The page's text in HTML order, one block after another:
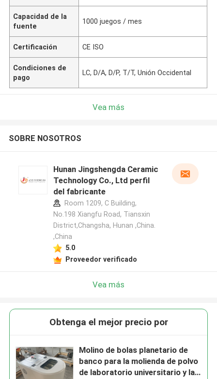
Capacidad de la
fuente
1000 juegos / mes
Certificación CE ISO
Condiciones de
pago
LC, D/A, D/P, T/T, Unión Occidental
Vea más
SOBRE NOSOTROS
Hunan Jingshengda Ceramic
Technology Co., Ltd perfil
del fabricante
Room 1209, C Building,
No.198 Xiangfu Road, Tiansxin
District,Changsha, Hunan ,China.
,China
5.0
Proveedor verificado
Vea más
Obtenga el mejor precio por
Molino de bolas planetario de
banco para la molienda de polvo
de laboratorio universitario y la